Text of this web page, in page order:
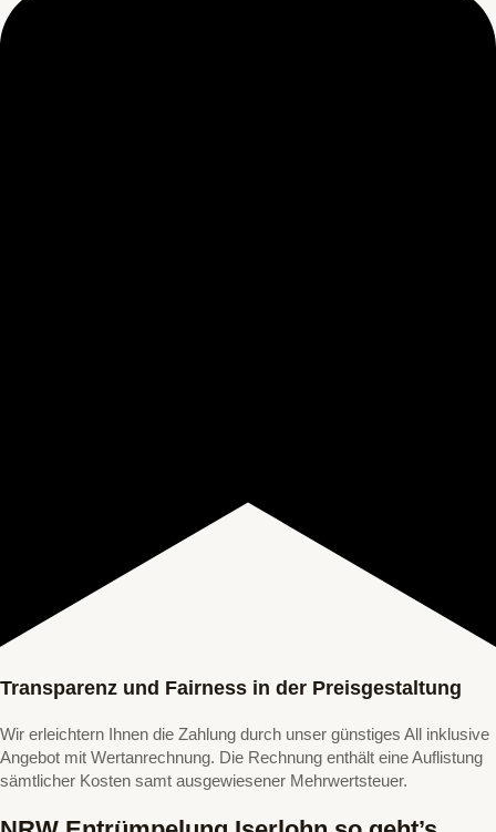
Transparenz und Fairness in der Preisgestaltung
Wir erleichtern Ihnen die Zahlung durch unser günstiges All inklusive
Angebot mit Wertanrechnung. Die Rechnung enthält eine Auflistung
sämtlicher Kosten samt ausgewiesener Mehrwertsteuer.